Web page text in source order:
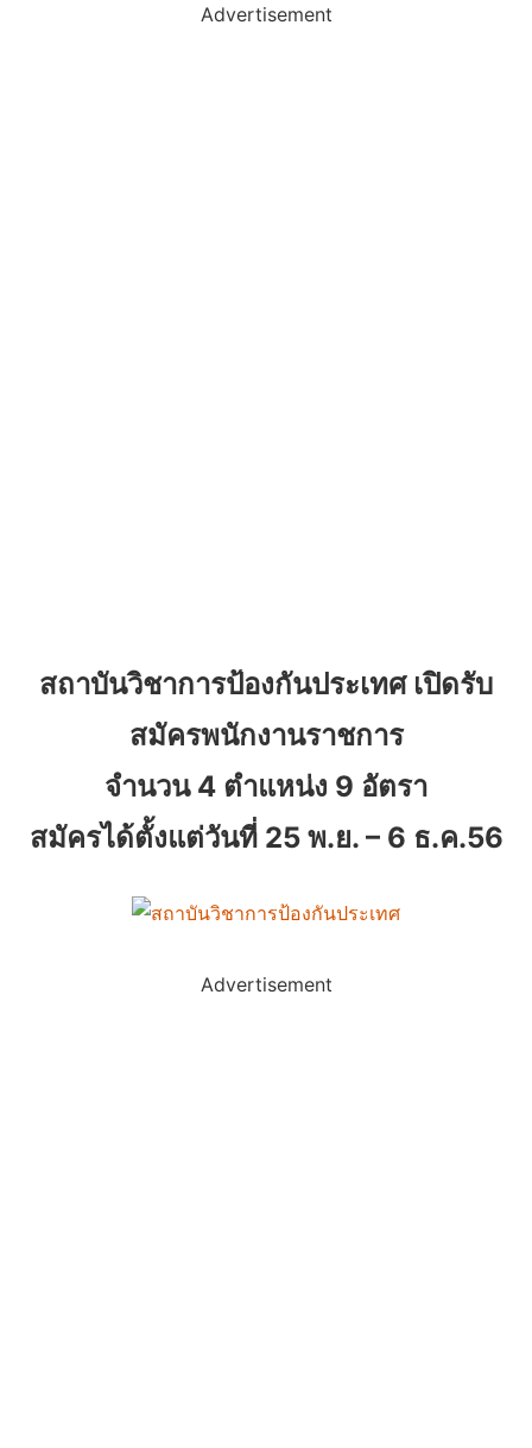
Advertisement
สถาบันวิชาการป้องกันประเทศ เปิดรับ
สมัครพนักงานราชการ
จำนวน 4 ตำแหน่ง 9 อัตรา
สมัครได้ตั้งแต่วันที่ 25 พ.ย. – 6 ธ.ค.56
Advertisement